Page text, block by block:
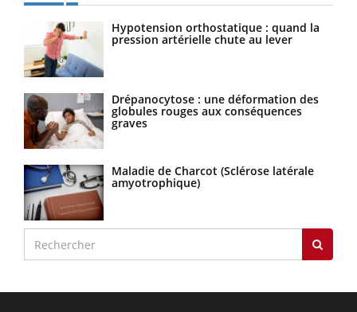
Hypotension orthostatique : quand la
pression artérielle chute au lever
Drépanocytose : une déformation des
globules rouges aux conséquences
graves
Maladie de Charcot (Sclérose latérale
amyotrophique)